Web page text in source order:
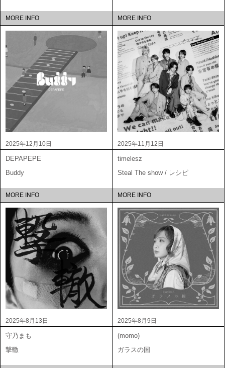
MORE INFO MORE INFO
2025年12月10日
DEPAPEPE
Buddy
MORE INFO
2025年11月12日
timelesz
Steal The show / レシピ
MORE INFO
2025年8月13日
守乃まも
撃轍
2025年8月9日
(momo)
ガラスの国